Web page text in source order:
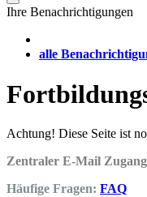
Ihre Benachrichtigungen
alle
Achtung! Diese Seite ist
Zentraler E-Mail
Häufige Fragen: FAQ